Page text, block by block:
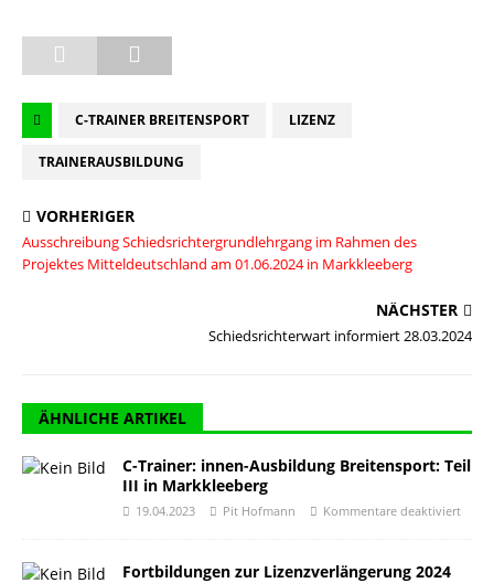
C-TRAINER BREITENSPORT LIZENZ
TRAINERAUSBILDUNG
VORHERIGER
Ausschreibung Schiedsrichtergrundlehrgang im Rahmen des
Projektes Mitteldeutschland am 01.06.2024 in Markkleeberg
NÄCHSTER
Schiedsrichterwart informiert 28.03.2024
ÄHNLICHE ARTIKEL
C-Trainer: innen-Ausbildung Breitensport: Teil
III in Markkleeberg
19.04.2023 Pit Hofmann Kommentare deaktiviert
Fortbildungen zur Lizenzverlängerung 2024